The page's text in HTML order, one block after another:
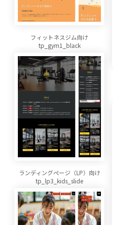
フィットネスジム向け
tp_gym1_black
ランディングページ（LP）向け
tp_lp3_kids_slide